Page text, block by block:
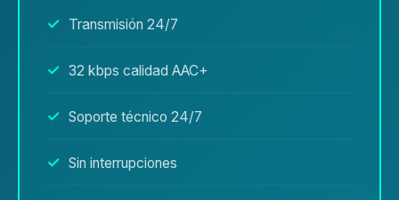
Transmisión 24/7
32 kbps calidad AAC+
Soporte técnico 24/7
Sin interrupciones